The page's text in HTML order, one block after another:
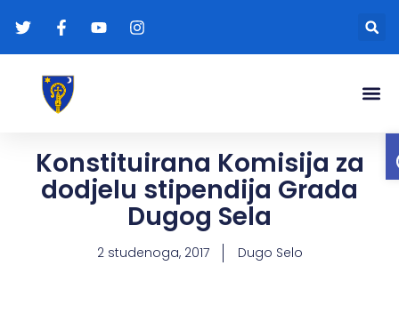
Konstituirana Komisija za
dodjelu stipendija Grada
Dugog Sela
2 studenoga, 2017 Dugo Selo